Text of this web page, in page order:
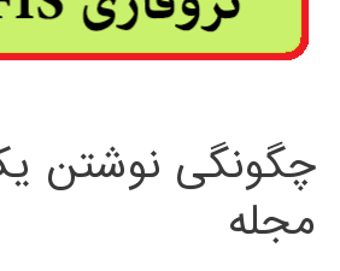
چگونگی نوشتن
مجله